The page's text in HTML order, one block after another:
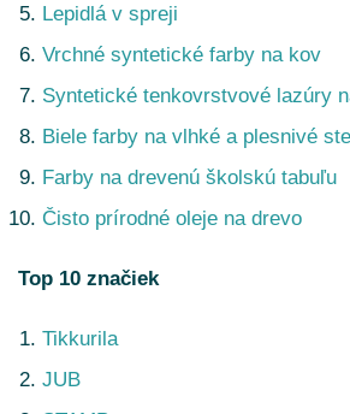
Lepidlá v spreji
Vrchné syntetické farby na kov
Syntetické tenkovrstvové lazúry
Biele farby na vlhké a plesnivé
Farby na drevenú školskú tabuľu
Čisto prírodné oleje na drevo
Top 10 značiek
Tikkurila
JUB